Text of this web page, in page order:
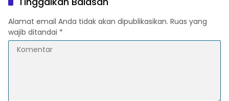
Alamat email Anda tidak akan dipublikasikan. Ruas yang
wajib ditandai *